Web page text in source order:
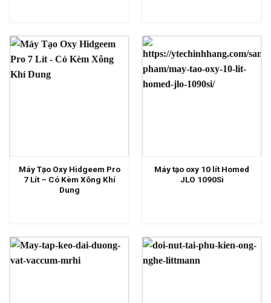
Máy Tạo Oxy Hidgeem Pro
7 Lít – Có Kèm Xông Khí
Dung
Máy tạo oxy 10 lít Homed
JLO 1090Si